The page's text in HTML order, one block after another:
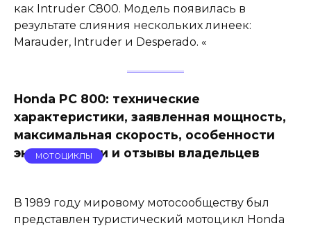
как Intruder C800. Модель появилась в
результате слияния нескольких линеек:
Marauder, Intruder и Desperado. «
Honda PC 800: технические
характеристики, заявленная мощность,
максимальная скорость, особенности
эксплуатации и отзывы владельцев
МОТОЦИКЛЫ
В 1989 году мировому мотосообществу был
представлен туристический мотоцикл Honda